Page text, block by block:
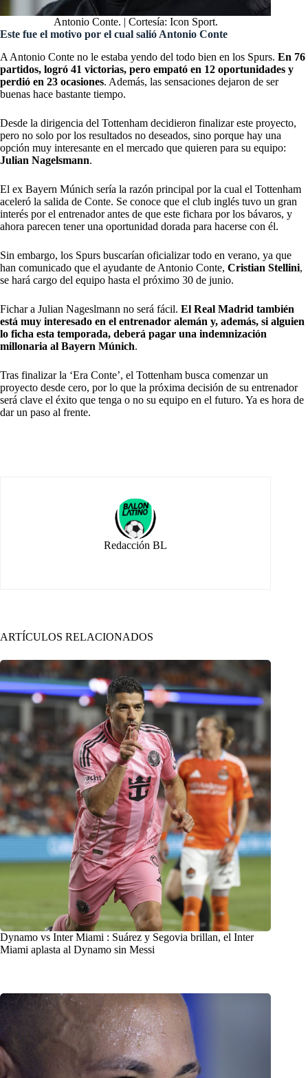
Antonio Conte. | Cortesía: Icon Sport.
Este fue el motivo por el cual salió Antonio Conte
A Antonio Conte no le estaba yendo del todo bien en los Spurs. En 76
partidos, logró 41 victorias, pero empató en 12 oportunidades y
perdió en 23 ocasiones. Además, las sensaciones dejaron de ser
buenas hace bastante tiempo.
Desde la dirigencia del Tottenham decidieron finalizar este proyecto,
pero no solo por los resultados no deseados, sino porque hay una
opción muy interesante en el mercado que quieren para su equipo:
Julian Nagelsmann.
El ex Bayern Múnich sería la razón principal por la cual el Tottenham
aceleró la salida de Conte. Se conoce que el club inglés tuvo un gran
interés por el entrenador antes de que este fichara por los bávaros, y
ahora parecen tener una oportunidad dorada para hacerse con él.
Sin embargo, los Spurs buscarían oficializar todo en verano, ya que
han comunicado que el ayudante de Antonio Conte, Cristian Stellini,
se hará cargo del equipo hasta el próximo 30 de junio.
Fichar a Julian Nageslmann no será fácil. El Real Madrid también
está muy interesado en el entrenador alemán y, además, si alguien
lo ficha esta temporada, deberá pagar una indemnización
millonaria al Bayern Múnich.
Tras finalizar la ‘Era Conte’, el Tottenham busca comenzar un
proyecto desde cero, por lo que la próxima decisión de su entrenador
será clave el éxito que tenga o no su equipo en el futuro. Ya es hora de
dar un paso al frente.
Redacción BL
ARTÍCULOS RELACIONADOS
Dynamo vs Inter Miami : Suárez y Segovia brillan, el Inter
Miami aplasta al Dynamo sin Messi